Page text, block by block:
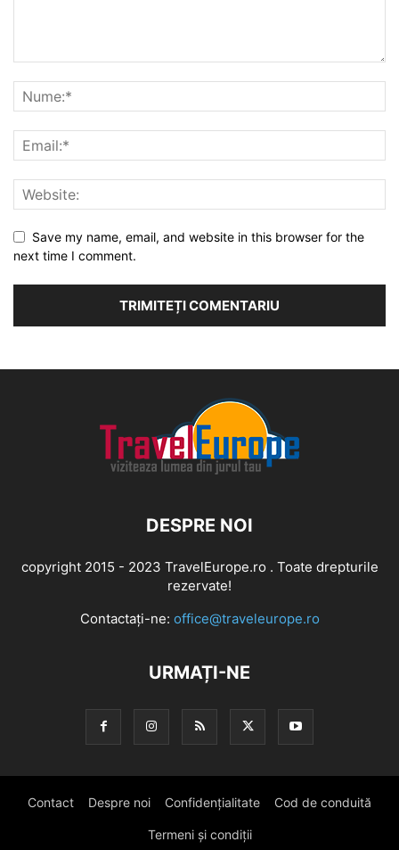
Save my name, email, and website in this browser for the
next time I comment.
DESPRE NOI
copyright 2015 - 2023 TravelEurope.ro . Toate drepturile
rezervate!
Contactați-ne: office@traveleurope.ro
URMAȚI-NE
Contact Despre noi Confidențialitate Cod de conduită
Termeni și condiții